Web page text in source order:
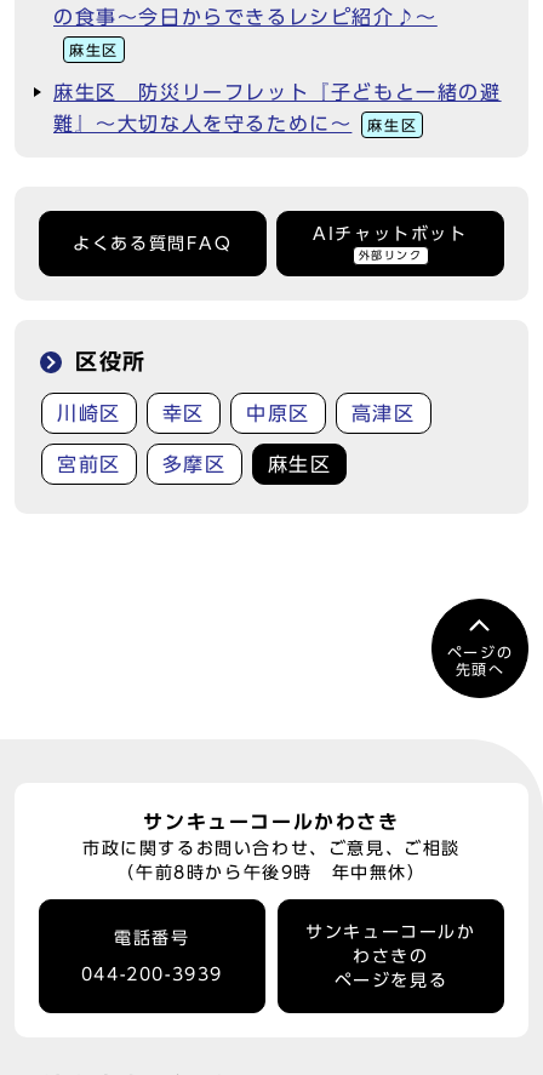
の食事～今日からできるレシピ紹介♪～
麻生区
麻生区 防災リーフレット『子どもと一緒の避
難』～大切な人を守るために～
麻生区
よくある質問FAQ
AIチャットボット
外部リンク
区役所
川崎区 幸区 中原区 高津区
宮前区 多摩区 麻生区
ページの
先頭へ
サンキューコールかわさき
市政に関するお問い合わせ、ご意見、ご相談
（午前8時から午後9時 年中無休）
電話番号
044-200-3939
サンキューコールか
わさきの
ページを見る